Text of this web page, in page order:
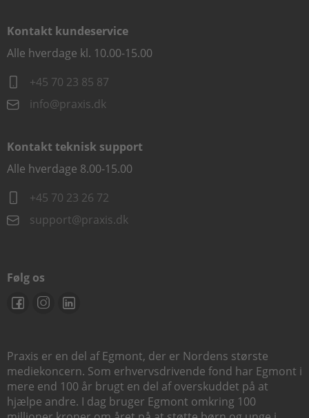
Kontakt kundeservice
Alle hverdage kl. 10.00-15.00
+45 70 23 85 87
info@praxis.dk
Kontakt teknisk support
Alle hverdage 8.00-15.00
+45 70 23 26 72
support@praxis.dk
Følg os
Praxis er en del af Egmont, der er Nordens største
mediekoncern. Som erhvervsdrivende fond har Egmont i
mere end 100 år brugt en del af overskuddet på at
hjælpe andre. I dag bruger Egmont omkring 100